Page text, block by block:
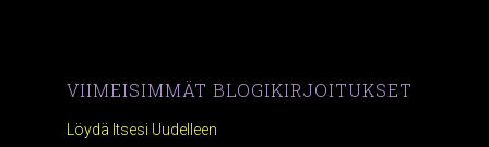
VIIMEISIMMÄT BLOGIKIRJOITUKSET
Löydä Itsesi Uudelleen